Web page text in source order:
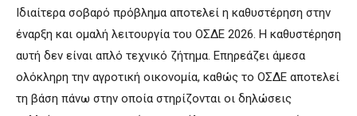
Ιδιαίτερα σοβαρό πρόβλημα αποτελεί η καθυστέρηση στην
έναρξη και ομαλή λειτουργία του ΟΣΔΕ 2026. Η καθυστέρηση
αυτή δεν είναι απλό τεχνικό ζήτημα. Επηρεάζει άμεσα
ολόκληρη την αγροτική οικονομία, καθώς το ΟΣΔΕ αποτελεί
τη βάση πάνω στην οποία στηρίζονται οι δηλώσεις